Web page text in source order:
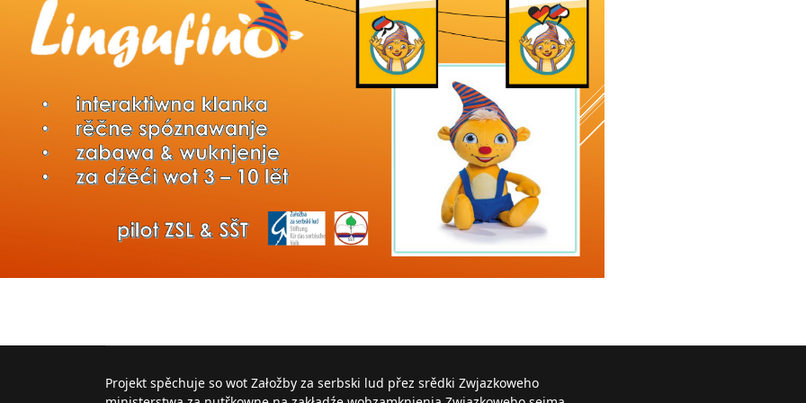
Projekt spěchuje so wot Załožby za serbski lud přez srědki Zwjazkoweho